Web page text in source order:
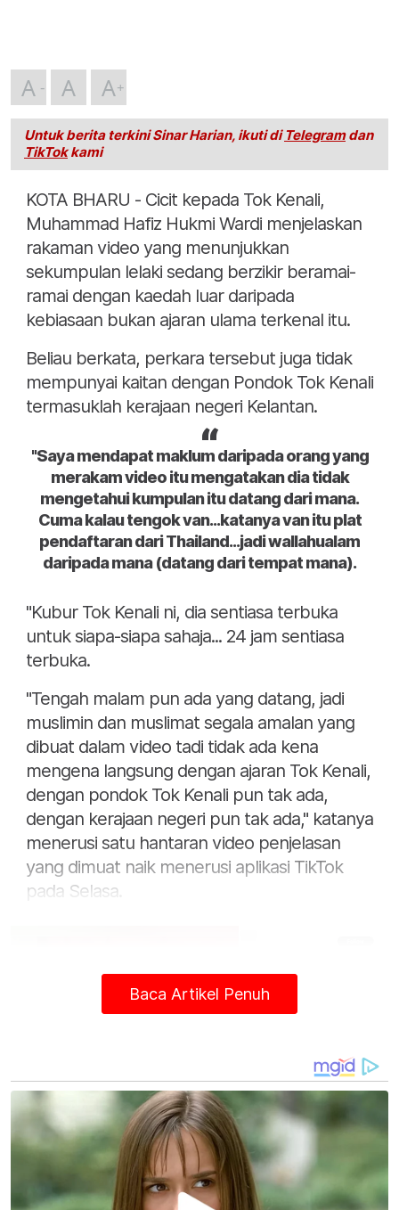
A A A
Untuk berita terkini Sinar Harian, ikuti di Telegramdan
TikTokkami
KOTA BHARU - Cicit kepada Tok Kenali,
Muhammad Hafiz Hukmi Wardi menjelaskan
rakaman video yang menunjukkan
sekumpulan lelaki sedang berzikir beramai-
ramai dengan kaedah luar daripada
kebiasaan bukan ajaran ulama terkenal itu.
Beliau berkata, perkara tersebut juga tidak
mempunyai kaitan dengan Pondok Tok Kenali
termasuklah kerajaan negeri Kelantan.
"Saya mendapat maklum daripada orang yang
merakam video itu mengatakan dia tidak
mengetahui kumpulan itu datang dari mana.
Cuma kalau tengok van...katanya van itu plat
pendaftaran dari Thailand...jadi wallahualam
daripada mana (datang dari tempat mana).
"Kubur Tok Kenali ni, dia sentiasa terbuka
untuk siapa-siapa sahaja... 24 jam sentiasa
terbuka.
"Tengah malam pun ada yang datang, jadi
muslimin dan muslimat segala amalan yang
dibuat dalam video tadi tidak ada kena
mengena langsung dengan ajaran Tok Kenali,
dengan pondok Tok Kenali pun tak ada,
dengan kerajaan negeri pun tak ada," katanya
menerusi satu hantaran video penjelasan
yang dimuat naik menerusi aplikasi TikTok
pada Selasa.
Muhammad Hafiz Hukmi Wardi. Tangkap layar video tular yang
Baca Artikel Penuh